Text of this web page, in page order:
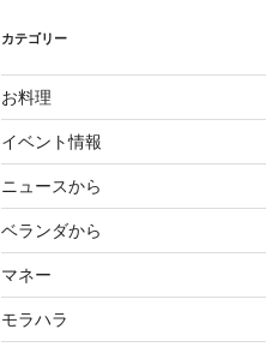
ブ
カテゴリー
お料理
イベント情報
ニュースから
ベランダから
マネー
モラハラ